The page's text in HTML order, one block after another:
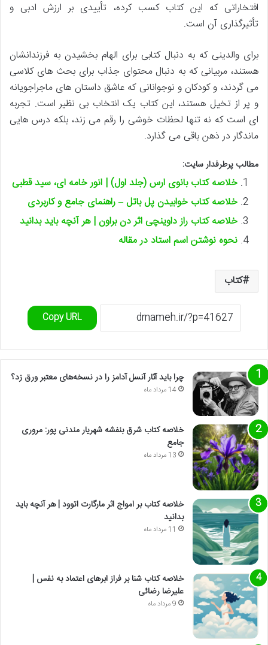
افتخاراتی که این کتاب کسب کرده، تأییدی بر ارزش ادبی و
تأثیرگذاری آن است.
برای والدینی که به دنبال کتابی برای الهام بخشیدن به فرزندانشان
هستند، مربیانی که به دنبال محتوای جذاب برای بحث های کلاسی
می گردند، و کودکان و نوجوانانی که عاشق داستان های ماجراجویانه
و پر از تخیل هستند، این کتاب یک انتخاب بی نظیر است. تجربه
ای است که نه تنها لحظات خوشی را رقم می زند، بلکه درس هایی
ماندگار در ذهن باقی می گذارد.
مطالب پرطرفدار سایت:
خلاصه کتاب بانوی ارس (جلد اول) | انور خامه ای، سید قطبی
خلاصه کتاب خوابیدن پل باتل – راهنمای جامع و کاربردی
خلاصه کتاب راز داوینچی اثر دن براون | هر آنچه باید بدانید
نحوه نوشتن اسم استاد در مقاله
کتاب
Copy URL
چرا باید آثار آنسل آدامز را در نسخه‌های معتبر ورق زد؟
14 مرداد ماه
خلاصه کتاب شرق بنفشه شهریار مندنی پور: مروری
جامع
13 مرداد ماه
خلاصه کتاب بر امواج اثر مارگارت اتوود | هر آنچه باید
بدانید
11 مرداد ماه
خلاصه کتاب شنا بر فراز ابرهای اعتماد به نفس |
علیرضا رضائی
9 مرداد ماه